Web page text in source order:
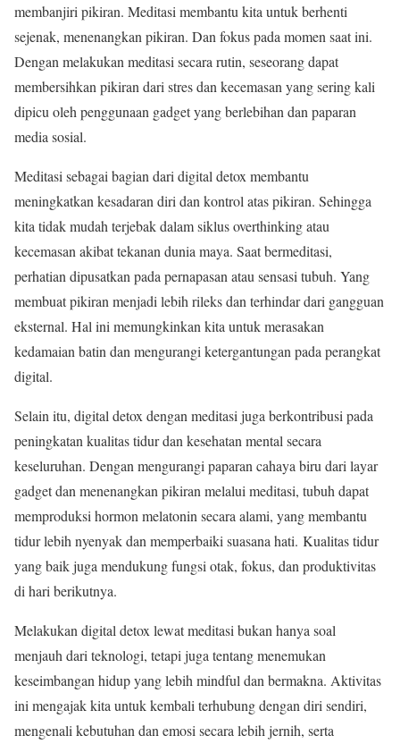
membanjiri pikiran. Meditasi membantu kita untuk berhenti
sejenak, menenangkan pikiran. Dan fokus pada momen saat ini.
Dengan melakukan meditasi secara rutin, seseorang dapat
membersihkan pikiran dari stres dan kecemasan yang sering kali
dipicu oleh penggunaan gadget yang berlebihan dan paparan
media sosial.
Meditasi sebagai bagian dari digital detox membantu
meningkatkan kesadaran diri dan kontrol atas pikiran. Sehingga
kita tidak mudah terjebak dalam siklus overthinking atau
kecemasan akibat tekanan dunia maya. Saat bermeditasi,
perhatian dipusatkan pada pernapasan atau sensasi tubuh. Yang
membuat pikiran menjadi lebih rileks dan terhindar dari gangguan
eksternal. Hal ini memungkinkan kita untuk merasakan
kedamaian batin dan mengurangi ketergantungan pada perangkat
digital.
Selain itu, digital detox dengan meditasi juga berkontribusi pada
peningkatan kualitas tidur dan kesehatan mental secara
keseluruhan. Dengan mengurangi paparan cahaya biru dari layar
gadget dan menenangkan pikiran melalui meditasi, tubuh dapat
memproduksi hormon melatonin secara alami, yang membantu
tidur lebih nyenyak dan memperbaiki suasana hati. Kualitas tidur
yang baik juga mendukung fungsi otak, fokus, dan produktivitas
di hari berikutnya.
Melakukan digital detox lewat meditasi bukan hanya soal
menjauh dari teknologi, tetapi juga tentang menemukan
keseimbangan hidup yang lebih mindful dan bermakna. Aktivitas
ini mengajak kita untuk kembali terhubung dengan diri sendiri,
mengenali kebutuhan dan emosi secara lebih jernih, serta